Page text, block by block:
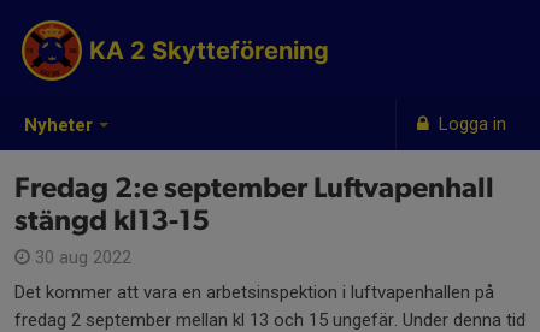
Nyheter Logga in
KA 2 Skytteförening
Fredag 2:e september Luftvapenhall
stängd kl13-15
30 aug 2022
Det kommer att vara en arbetsinspektion i luftvapenhallen på
fredag 2 september mellan kl 13 och 15 ungefär. Under denna tid